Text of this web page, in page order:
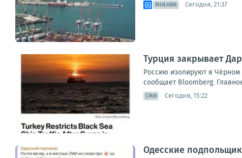
МНЕНИЯ Сегодня, 21:37
Турция закрывает
Россию изолируют в Чёрном
сообщает Bloomberg.
СМИ Сегодня, 15:22
Одесские